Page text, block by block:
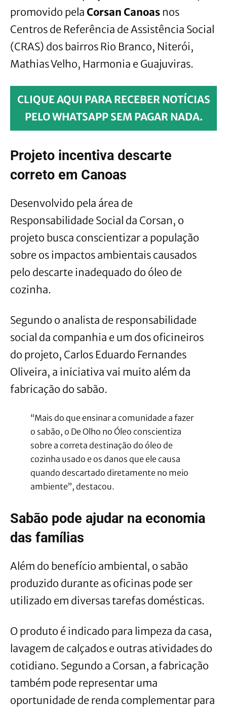
promovido pela Corsan Canoas nos
Centros de Referência de Assistência Social
(CRAS) dos bairros Rio Branco, Niterói,
Mathias Velho, Harmonia e Guajuviras.
CLIQUE AQUI PARA RECEBER NOTÍCIAS
PELO WHATSAPP SEM PAGAR NADA.
Projeto incentiva descarte
correto em Canoas
Desenvolvido pela área de
Responsabilidade Social da Corsan, o
projeto busca conscientizar a população
sobre os impactos ambientais causados
pelo descarte inadequado do óleo de
cozinha.
Segundo o analista de responsabilidade
social da companhia e um dos oficineiros
do projeto, Carlos Eduardo Fernandes
Oliveira, a iniciativa vai muito além da
fabricação do sabão.
“Mais do que ensinar a comunidade a fazer
o sabão, o De Olho no Óleo conscientiza
sobre a correta destinação do óleo de
cozinha usado e os danos que ele causa
quando descartado diretamente no meio
ambiente”, destacou.
Sabão pode ajudar na economia
das famílias
Além do benefício ambiental, o sabão
produzido durante as oficinas pode ser
utilizado em diversas tarefas domésticas.
O produto é indicado para limpeza da casa,
lavagem de calçados e outras atividades do
cotidiano. Segundo a Corsan, a fabricação
também pode representar uma
oportunidade de renda complementar para